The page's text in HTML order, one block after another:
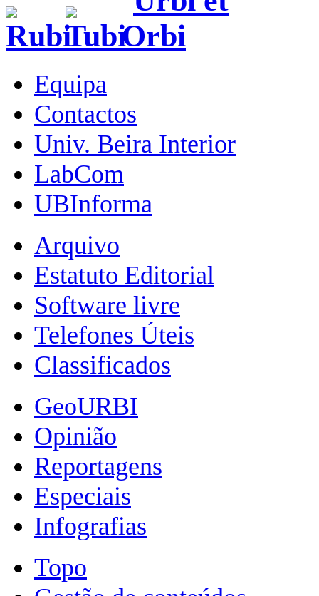
Equipa
Contactos
Univ. Beira Interior
LabCom
UBInforma
Arquivo
Estatuto Editorial
Software livre
Telefones Úteis
Classificados
GeoURBI
Opinião
Reportagens
Especiais
Infografias
Topo